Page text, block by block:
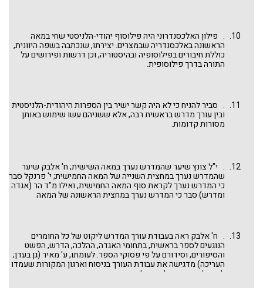
. פילון האלכסנדרוני היה פילוסוף יהודי-הלניסטי שחי במאה
הראשונה באלכסנדריה שבמצרים. יצירתו, שנכתבה בשפה היוונית,
כוללת חיבורים בפילוסופיה ובהיסטוריה, וכן דרשות ופירושים על
התורה בדרך פילוסופית.
. סביר להניח כי לא היה קשר ישיר בין הספרות היהודית-הלניסטית
ובין עורך מדרש בראשית רבה, אלא ששניהם עשו שימוש באותן
מסורות קדומות.
. י"ל צונץ שיער שהמדרש נערך במאה השישית; ח' אלבק שיער
שהמדרש נערך במחצית השנייה של המאה החמישית; י' פרנקל סבר
כי המדרש נערך לקראת סוף המאה החמישית, ואילו מ"ד הר (אגדה
ומדרש) סבר כי המדרש נערך במחצית הראשונה של המאה
. ח' אלבק ראה בעבודת עורך המדרש ליקוט של כל החומרים
הנוגעים לספר בראשית, בתחומי האגדה, ההלכה, הדרש, הפשט
והסיפורים, וסידורם על פי פסוקי הספר. לעומתו, ע' מאיר (גן בעדן;
העריכה) מדגישה את עבודת העורך בניסוח וארגון המקורות שעמדו
לפניו לפרשות בעלות מהלך רעיוני עצמאי.